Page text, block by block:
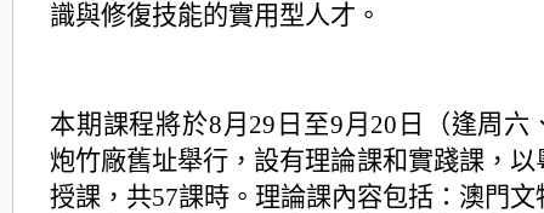
識與修復技能的實用型人才。
本期課程將於8月29日至9月20日（逢周六
炮竹廠舊址舉行，設有理論課和實踐課，以
授課，共57課時。理論課內容包括：澳門